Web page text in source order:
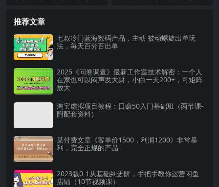
推荐文章
七叔冷门蓝海数码产品，主动 被动螺旋出单玩
法，每天百分百出单
2025《问卷调查》最新工作室技术解密：一个人
在家也可以闷声发大财，小白一天200+，可矩阵
放大
淘宝虚拟项目教程：日赚50入门基础班（两节课-
附配套资料）
某付费文章《客单价1500，利润1200》非常暴
利，完全正规的产品
2023版0-1从基础到进阶，手把手教你运营闲鱼
店铺（10节视频课）